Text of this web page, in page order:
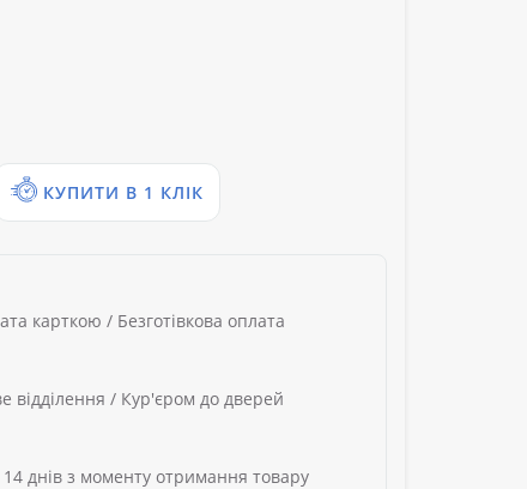
КУПИТИ В 1 КЛІК
карткою / Безготівкова оплата
відділення / Кур'єром до дверей
днів з моменту отримання товару